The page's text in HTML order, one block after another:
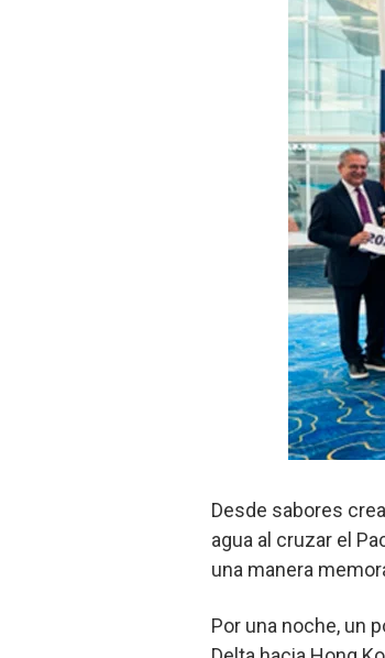
Desde sabores
agua al cruzar el
una manera
Por una noche, un